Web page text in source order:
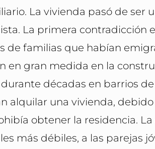
La vivienda pasó de ser
La primera contradicción
de familias que habían
en gran medida en la
décadas en barrios
alquilar una vivienda,
obtener la residencia.
más débiles, a las parejas